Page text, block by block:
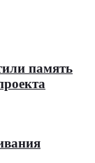
память